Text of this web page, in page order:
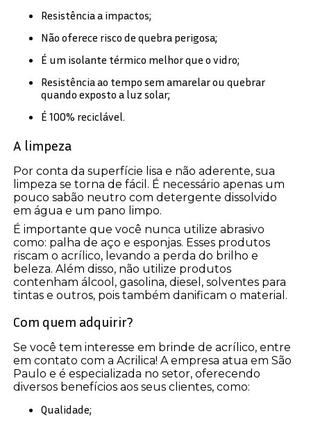
Resistência a impactos;
Não oferece risco de quebra perigosa;
É um isolante térmico melhor que o vidro;
Resistência ao tempo sem amarelar ou quebrar
quando exposto a luz solar;
É 100% reciclável.
A limpeza
Por conta da superfície lisa e não aderente, sua
limpeza se torna de fácil. É necessário apenas um
pouco sabão neutro com detergente dissolvido
em água e um pano limpo.
É importante que você nunca utilize abrasivo
como: palha de aço e esponjas. Esses produtos
riscam o acrílico, levando a perda do brilho e
beleza. Além disso, não utilize produtos
contenham álcool, gasolina, diesel, solventes para
tintas e outros, pois também danificam o material.
Com quem adquirir?
Se você tem interesse em brinde de acrílico, entre
em contato com a Acrilica! A empresa atua em São
Paulo e é especializada no setor, oferecendo
diversos benefícios aos seus clientes, como:
Qualidade;